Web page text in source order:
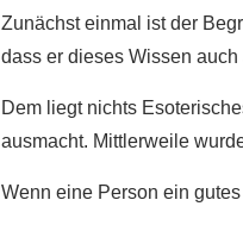
Zunächst einmal ist der
dass er dieses Wissen
Dem liegt nichts
ausmacht. Mittlerweile
Wenn eine Person ein